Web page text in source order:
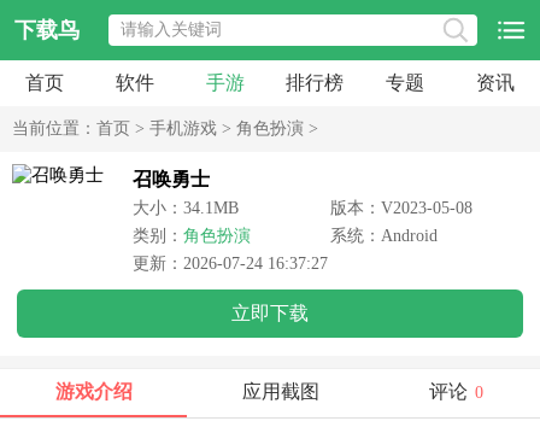
下载鸟
首页 软件 手游 排行榜 专题 资讯
当前位置： 首页 > 手机游戏 > 角色扮演 >
召唤勇士
大小：34.1MB
版本：V2023-05-08
类别： 角色扮演
系统：Android
更新：2026-07-24 16:37:27
立即下载
游戏介绍 应用截图 评论 0